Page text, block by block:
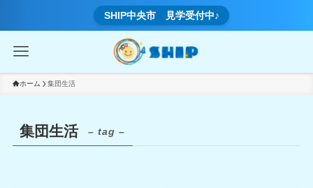
SHIP中央市 見学受付中♪
ホーム 集団生活
集団生活 – tag –